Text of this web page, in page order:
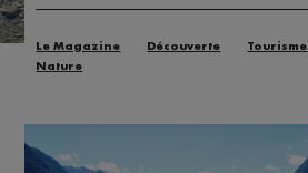
Le Magazine Découverte
Tourisme
Nature